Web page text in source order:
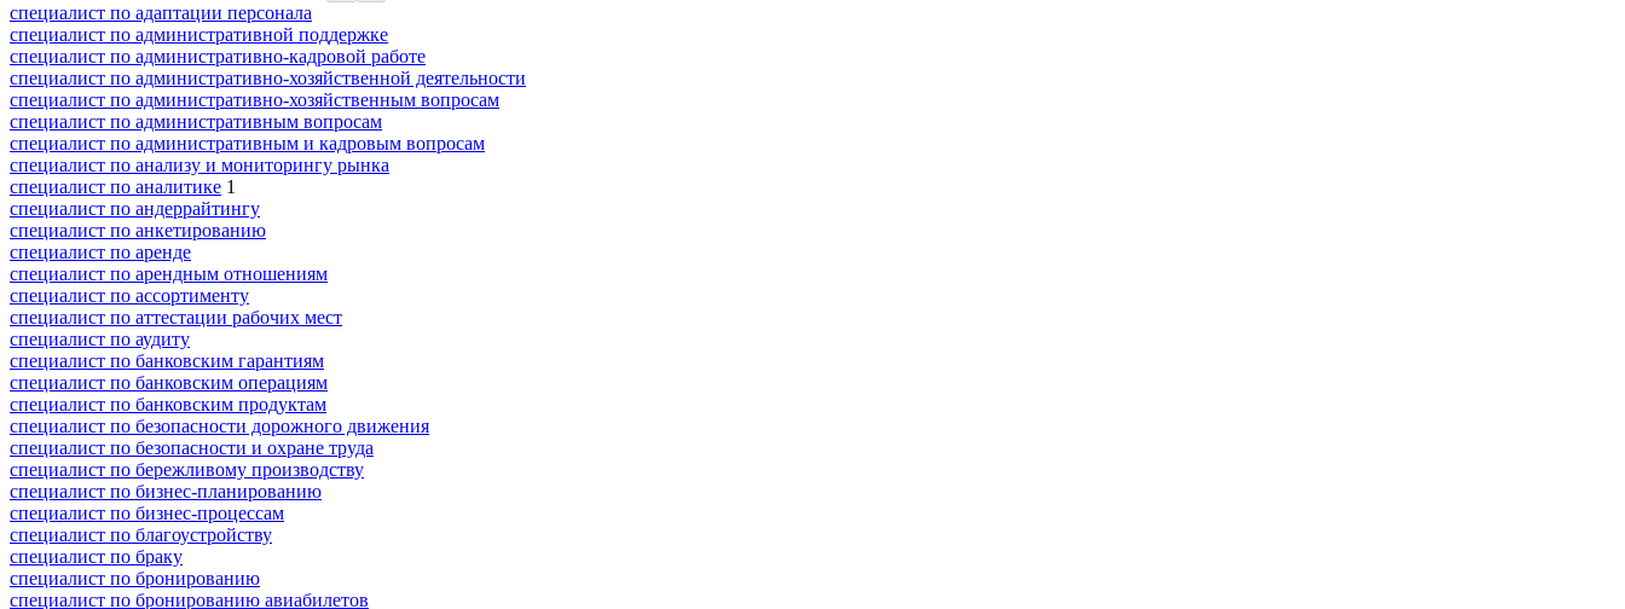
специалист по адаптации персонала
специалист по административной поддержке
специалист по административно-кадровой работе
специалист по административно-хозяйственной деятельности
специалист по административно-хозяйственным вопросам
специалист по административным вопросам
специалист по административным и кадровым вопросам
специалист по анализу и мониторингу рынка
специалист по аналитике 1
специалист по андеррайтингу
специалист по анкетированию
специалист по аренде
специалист по арендным отношениям
специалист по ассортименту
специалист по аттестации рабочих мест
специалист по аудиту
специалист по банковским гарантиям
специалист по банковским операциям
специалист по банковским продуктам
специалист по безопасности дорожного движения
специалист по безопасности и охране труда
специалист по бережливому производству
специалист по бизнес-планированию
специалист по бизнес-процессам
специалист по благоустройству
специалист по браку
специалист по бронированию
специалист по бронированию авиабилетов